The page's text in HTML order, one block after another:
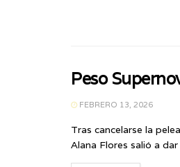
Peso
FEBRERO 13, 2026
Tras cancelarse la
Alana Flores salió a